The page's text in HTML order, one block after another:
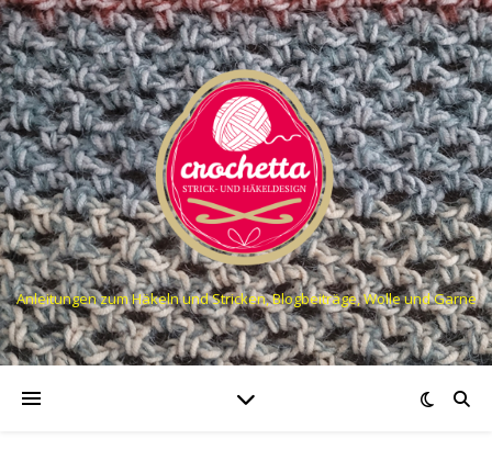
Anleitungen zum Häkeln und Stricken, Blogbeiträge, Wolle und Garne